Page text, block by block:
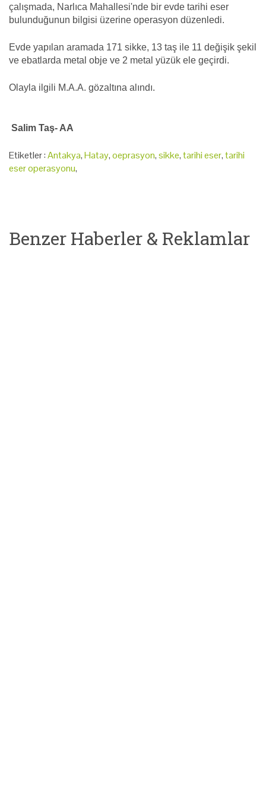
çalışmada, Narlıca Mahallesi'nde bir evde tarihi eser
bulunduğunun bilgisi üzerine operasyon düzenledi.
Evde yapılan aramada 171 sikke, 13 taş ile 11 değişik şekil
ve ebatlarda metal obje ve 2 metal yüzük ele geçirdi.
Olayla ilgili M.A.A. gözaltına alındı.
Salim Taş- AA
Etiketler :Antakya,Hatay,oeprasyon,sikke,tarihi eser,tarihi
eser operasyonu,
Benzer Haberler & Reklamlar